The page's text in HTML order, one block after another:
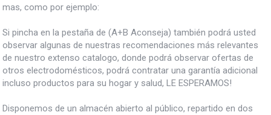
mas, como por ejemplo:
Si pincha en la pestaña de (A+B Aconseja) también podrá usted
observar algunas de nuestras recomendaciones más relevantes
de nuestro extenso catalogo, donde podrá observar ofertas de
otros electrodomésticos, podrá contratar una garantía adicional
incluso productos para su hogar y salud, LE ESPERAMOS!
Disponemos de un almacén abierto al público, repartido en dos